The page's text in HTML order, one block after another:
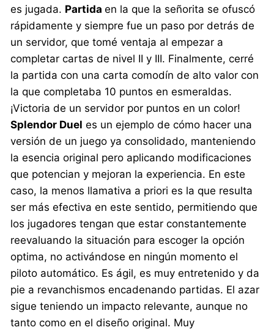
es jugada. Partidaen la que la señorita se ofuscó
rápidamente y siempre fue un paso por detrás de
un servidor, que tomé ventaja al empezar a
completar cartas de nivel II y III. Finalmente, cerré
la partida con una carta comodín de alto valor con
la que completaba 10 puntos en esmeraldas.
¡Victoria de un servidor por puntos en un color!
Splendor Duel es un ejemplo de cómo hacer una
versión de un juego ya consolidado, manteniendo
la esencia original pero aplicando modificaciones
que potencian y mejoran la experiencia. En este
caso, la menos llamativa a priori es la que resulta
ser más efectiva en este sentido, permitiendo que
los jugadores tengan que estar constantemente
reevaluando la situación para escoger la opción
optima, no activándose en ningún momento el
piloto automático. Es ágil, es muy entretenido y da
pie a revanchismos encadenando partidas. El azar
sigue teniendo un impacto relevante, aunque no
tanto como en el diseño original. Muy